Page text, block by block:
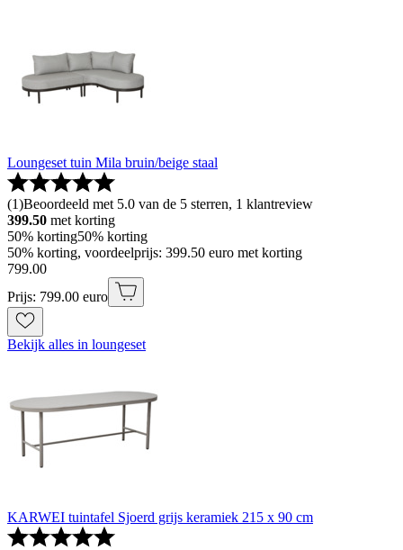
Loungeset tuin Mila bruin/beige staal
(1)Beoordeeld met 5.0 van de 5 sterren, 1 klantreview
399.50 met korting
50% korting50% korting
50% korting, voordeelprijs: 399.50 euro met korting
799.00
Prijs: 799.00 euro
Bekijk alles in loungeset
KARWEI tuintafel Sjoerd grijs keramiek 215 x 90 cm